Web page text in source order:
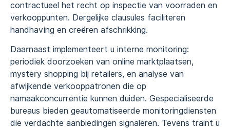
contractueel het recht op inspectie van voorraden en
verkooppunten. Dergelijke clausules faciliteren
handhaving en creëren afschrikking.
Daarnaast implementeert u interne monitoring:
periodiek doorzoeken van online marktplaatsen,
mystery shopping bij retailers, en analyse van
afwijkende verkooppatronen die op
namaakconcurrentie kunnen duiden. Gespecialiseerde
bureaus bieden geautomatiseerde monitoringdiensten
die verdachte aanbiedingen signaleren. Tevens traint u